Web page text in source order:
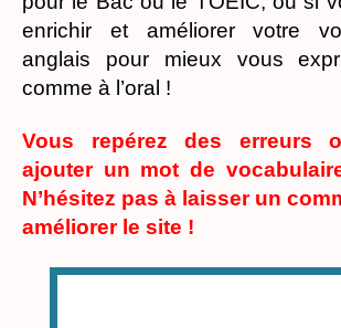
enrichir et améliorer votre
anglais pour mieux vous
comme à l’oral !
Vous repérez des erreurs
ajouter un mot de
N’hésitez pas à laisser un
améliorer le site !